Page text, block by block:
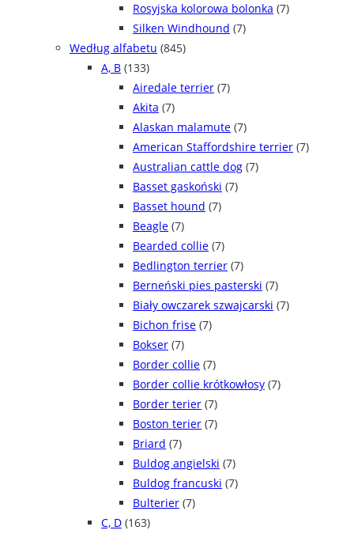
Rosyjska kolorowa bolonka (7)
Silken Windhound (7)
Według alfabetu (845)
A, B (133)
Airedale terrier (7)
Akita (7)
Alaskan malamute (7)
American Staffordshire terrier (7)
Australian cattle dog (7)
Basset gaskoński (7)
Basset hound (7)
Beagle (7)
Bearded collie (7)
Bedlington terrier (7)
Berneński pies pasterski (7)
Biały owczarek szwajcarski (7)
Bichon frise (7)
Bokser (7)
Border collie (7)
Border collie krótkowłosy (7)
Border terier (7)
Boston terier (7)
Briard (7)
Buldog angielski (7)
Buldog francuski (7)
Bulterier (7)
C, D (163)